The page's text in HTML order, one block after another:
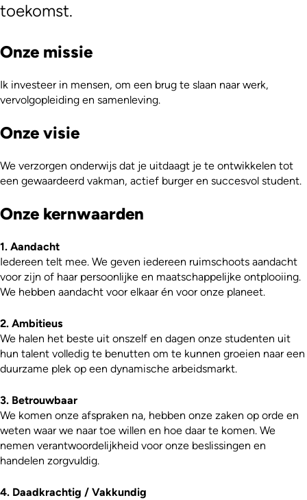
toekomst.
Onze missie
Ik investeer in mensen, om een brug te slaan naar werk,
vervolgopleiding en samenleving.
Onze visie
We verzorgen onderwijs dat je uitdaagt je te ontwikkelen tot
een gewaardeerd vakman, actief burger en succesvol student.
Onze kernwaarden
1. Aandacht
Iedereen telt mee. We geven iedereen ruimschoots aandacht
voor zijn of haar persoonlijke en maatschappelijke ontplooiing.
We hebben aandacht voor elkaar én voor onze planeet.
2. Ambitieus
We halen het beste uit onszelf en dagen onze studenten uit
hun talent volledig te benutten om te kunnen groeien naar een
duurzame plek op een dynamische arbeidsmarkt.
3. Betrouwbaar
We komen onze afspraken na, hebben onze zaken op orde en
weten waar we naar toe willen en hoe daar te komen. We
nemen verantwoordelijkheid voor onze beslissingen en
handelen zorgvuldig.
4. Daadkrachtig / Vakkundig